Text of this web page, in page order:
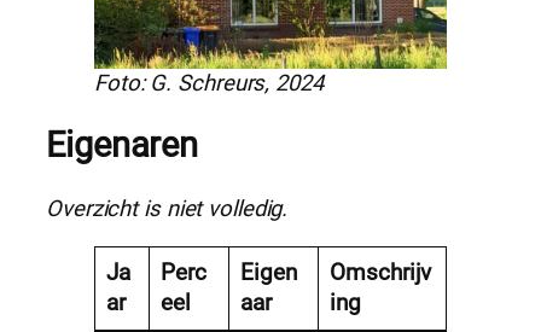
Foto: G. Schreurs, 2024
Eigenaren
Overzicht is niet volledig.
Ja
ar
Perc
eel
Eigen
aar
Omschrijv
ing